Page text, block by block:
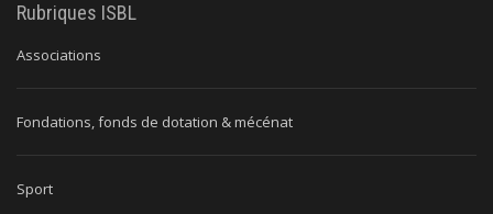
Rubriques ISBL
Associations
Fondations, fonds de dotation & mécénat
Sport